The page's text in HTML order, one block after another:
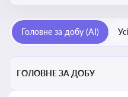
Головне за добу (AI)
ГОЛОВНЕ ЗА ДОБУ